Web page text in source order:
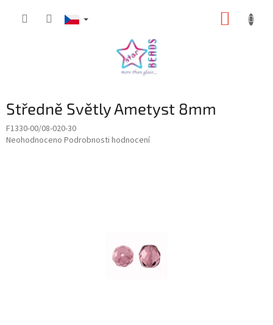
Středně Světly Ametyst 8mm
F1330-00/08-020-30
Průměrné
Neohodnoceno Podrobnosti hodnocení